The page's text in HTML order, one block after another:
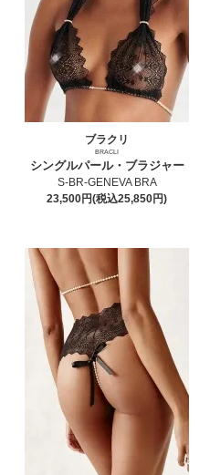
ブラクリ
BRACLI
シングルパール・ブラジャー
S-BR-GENEVA BRA
23,500円(税込25,850円)